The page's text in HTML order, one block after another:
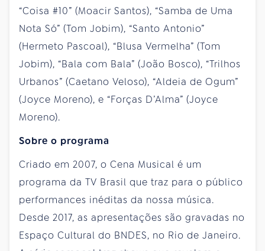
“Coisa #10” (Moacir Santos), “Samba de Uma
Nota Só” (Tom Jobim), “Santo Antonio”
(Hermeto Pascoal), “Blusa Vermelha” (Tom
Jobim), “Bala com Bala” (João Bosco), “Trilhos
Urbanos” (Caetano Veloso), “Aldeia de Ogum”
(Joyce Moreno), e “Forças D’Alma” (Joyce
Moreno).
Sobre o programa
Criado em 2007, o Cena Musical é um
programa da TV Brasil que traz para o público
performances inéditas da nossa música.
Desde 2017, as apresentações são gravadas no
Espaço Cultural do BNDES, no Rio de Janeiro.